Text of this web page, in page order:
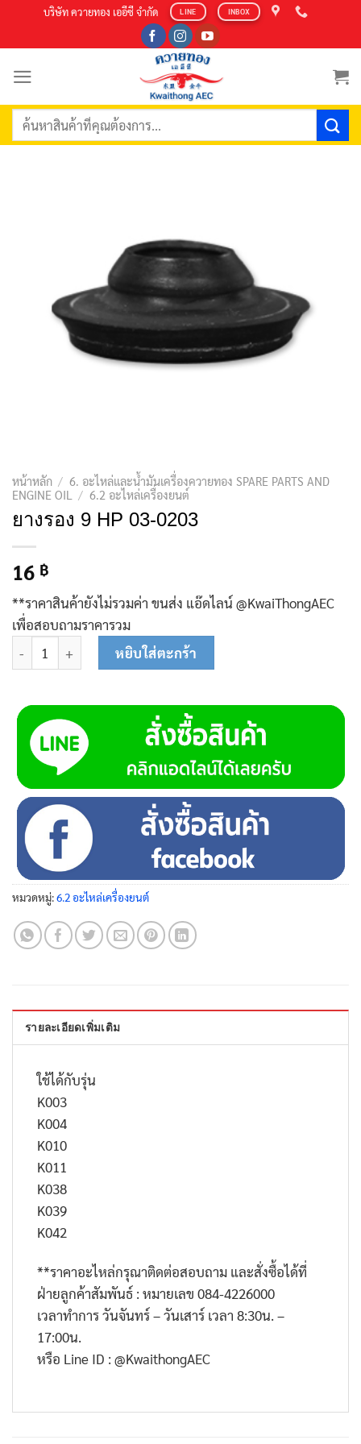
content
บริษัท ควายทอง เออีซี จำกัด LINE INBOX
ค้นหา:
หน้าหลัก / 6. อะไหล่และน้ำมันเครื่องควายทอง SPARE PARTS AND
ENGINE OIL
/ 6.2 อะไหล่เครื่องยนต์
ยางรอง 9 HP 03-0203
16 ฿
**ราคาสินค้ายังไม่รวมค่า ขนส่ง แอ๊ดไลน์ @KwaiThongAEC
เพื่อสอบถามราคารวม
จำนวน ยางรอง 9 HP 03-0203 ชิ้น
หยิบใส่ตะกร้า
หมวดหมู่:6.2 อะไหล่เครื่องยนต์
รายละเอียดเพิ่มเติม
ใช้ได้กับรุ่น
K003
K004
K010
K011
K038
K039
K042
**ราคาอะไหล่กรุณาติดต่อสอบถาม และสั่งซื้อได้ที่
ฝ่ายลูกค้าสัมพันธ์ : หมายเลข 084-4226000
เวลาทำการ วันจันทร์ – วันเสาร์ เวลา 8:30น. –
17:00น.
หรือ Line ID : @KwaithongAEC